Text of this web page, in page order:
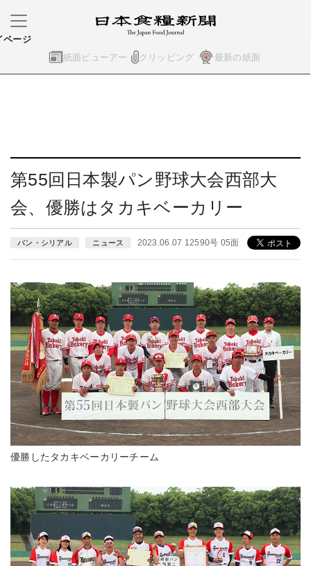
紙面ビューアー クリッピング 最新の紙面
ページ
第55回日本製パン野球大会西部大
会、優勝はタカキベーカリー
パン・シリアル ニュース 2023.06.07 12590号 05面
優勝したタカキベーカリーチーム